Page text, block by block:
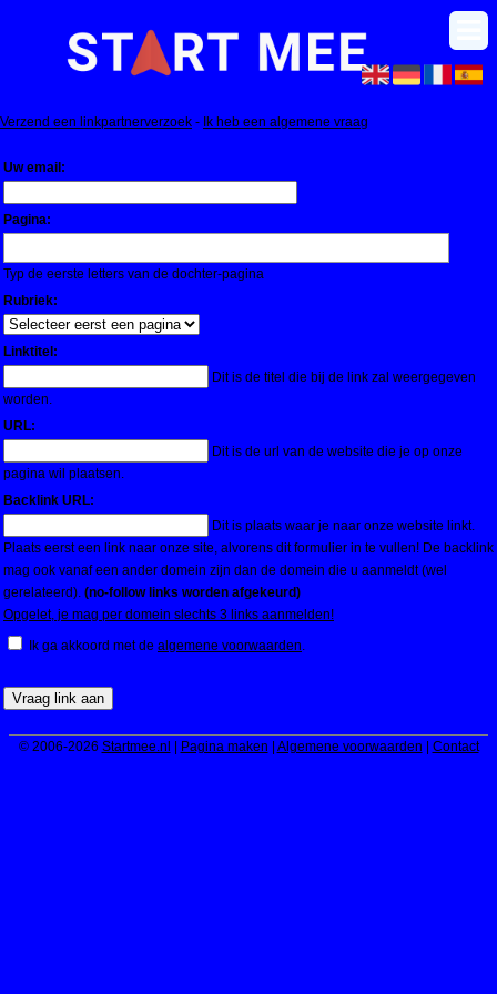
Verzend een linkpartnerverzoek - Ik heb een algemene vraag
Uw email:
Pagina:
Typ de eerste letters van de dochter-pagina
Rubriek:
Linktitel:
Dit is de titel die bij de link zal weergegeven
worden.
URL:
Dit is de url van de website die je op onze
pagina wil plaatsen.
Backlink URL:
Dit is plaats waar je naar onze website linkt.
Plaats eerst een link naar onze site, alvorens dit formulier in te vullen! De backlink
mag ook vanaf een ander domein zijn dan de domein die u aanmeldt (wel
gerelateerd). (no-follow links worden afgekeurd)
Opgelet, je mag per domein slechts 3 links aanmelden!
Ik ga akkoord met de algemene voorwaarden.
© 2006-2026 Startmee.nl Pagina maken Algemene voorwaarden Contact